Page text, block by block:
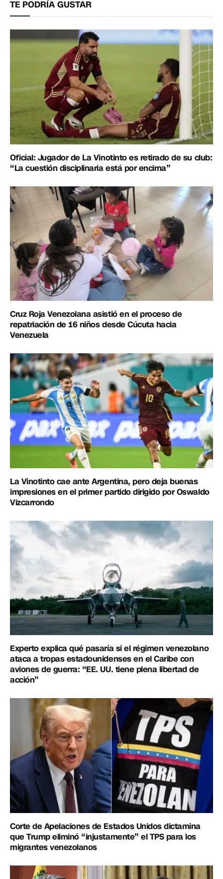
TE PODRÍA GUSTAR
Oficial: Jugador de La Vinotinto es retirado de su club:
“La cuestión disciplinaria está por encima”
Cruz Roja Venezolana asistió en el proceso de
repatriación de 16 niños desde Cúcuta hacia
Venezuela
La Vinotinto cae ante Argentina, pero deja buenas
impresiones en el primer partido dirigido por Oswaldo
Vizcarrondo
Experto explica qué pasaría si el régimen venezolano
ataca a tropas estadounidenses en el Caribe con
aviones de guerra: “EE. UU. tiene plena libertad de
acción”
Corte de Apelaciones de Estados Unidos dictamina
que Trump eliminó “injustamente” el TPS para los
migrantes venezolanos